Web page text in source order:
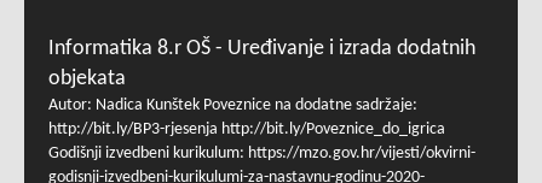
Informatika 8.r OŠ - Uređivanje i izrada dodatnih
objekata
Autor: Nadica Kunštek Poveznice na dodatne sadržaje:
http://bit.ly/BP3-rjesenja http://bit.ly/Poveznice_do_igrica
Godišnji izvedbeni kurikulum: https://mzo.gov.hr/vijesti/okvirni-
godisnji-izvedbeni-kurikulumi-za-nastavnu-godinu-2020-